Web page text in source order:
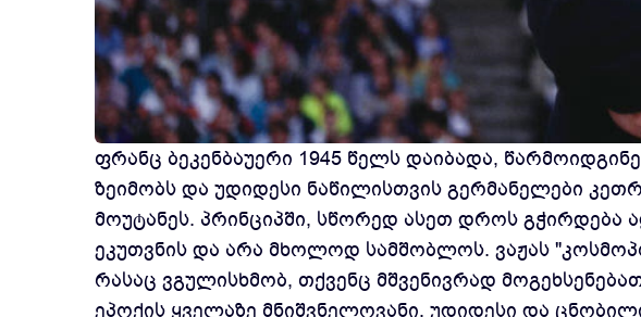
ფრანც ბეკენბაუერი 1945 წელს დაიბადა,
ზეიმობს და უდიდესი ნაწილისთვის გერმანელები
მოუტანეს. პრინციპში, სწორედ ასეთ დროს გჭირდება
ეკუთვნის და არა მხოლოდ სამშობლოს. ვაჟას
რასაც ვგულისხმობ, თქვენც მშვენივრად
ეპოქის ყველაზე მნიშვნელოვანი, უდიდესი და